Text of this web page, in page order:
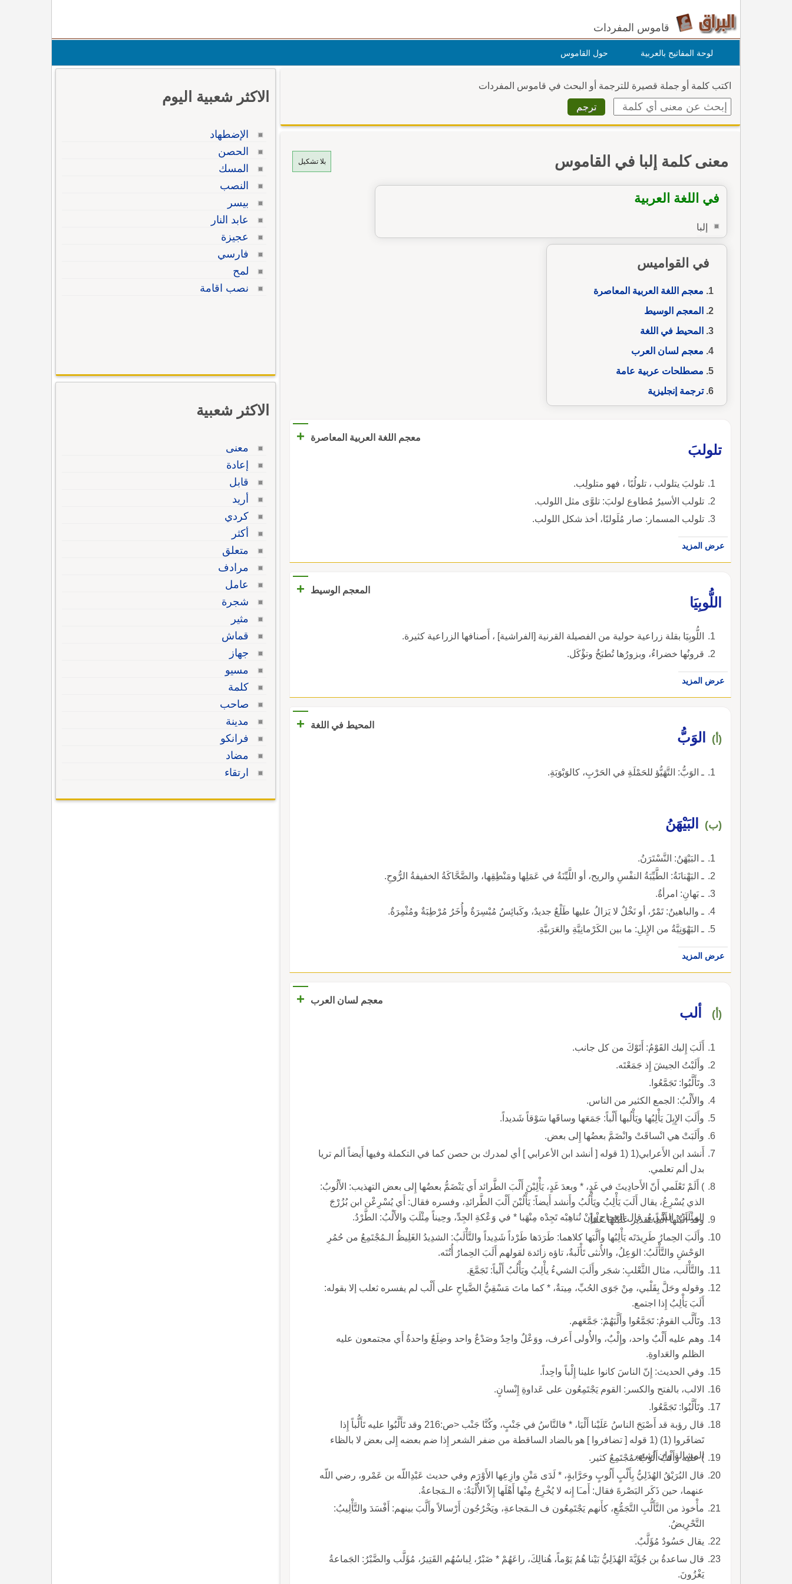
قاموس المفردات
لوحة المفاتيح بالعربية حول القاموس
اكتب كلمة أو جملة قصيرة للترجمة أو البحث في قاموس المفردات
بلا تشكيل معنى كلمة إلبا في القاموس
في اللغة العربية
إلبا
في القواميس
معجم اللغة العربية المعاصرة
المعجم الوسيط
المحيط في اللغة
معجم لسان العرب
مصطلحات عربية عامة
ترجمة إنجليزية
معجم اللغة العربية المعاصرة
+
تلولبَ
تلولبَ يتلولب ، تلولُبًا ، فهو متلولِب.
تلولب الأسيرُ مُطاوع لولبَ: تلوَّى مثل اللولب.
تلولب المسمار: صار مُلَولبًا، أخذ شكل اللولب.
عرض المزيد
المعجم الوسيط
+
اللُّوبِيَا
اللُّوبِيَا بقلة زراعية حولية من الفصيلة القرنية [الفراشية] ، أَصنافها الزراعية كثيرة.
قرونُها خضراءُ، وبزورُها تُطبَخُ وتؤْكَل.
عرض المزيد
المحيط في اللغة +
(أ) الوَبُّ
ـ الوَبُّ: التَّهَيُّؤ للحَمْلَةِ في الحَرْبِ، كالوَبْوَبَةِ.
(ب) البَيْهَنُ
ـ البَيْهَنُ: النَّسْتَرَنُ.
ـ البَهْنانَةُ: الطَّيِّبَةُ النفْسِ والريح، أو اللَّيِّنَةُ في عَمَلِها ومَنْطِقِها، والضَّحَّاكَةُ الخفيفةُ الرُّوحِ.
ـ بَهانِ: امرأةٌ.
ـ والباهينُ: تَمْرٌ، أو نَخْلٌ لا يَزالُ عليها طَلْعٌ جديدٌ، وكَبائِسُ مُبْسِرَةٌ وأُخَرُ مُرْطِبَةٌ ومُثْمِرَةٌ.
ـ البَهْوَنِيَّةُ من الإِبلِ: ما بين الكَرْمانِيَّةِ والعَرَبيَّةِ.
عرض المزيد
معجم لسان العرب +
(أ) ألب
أَلَبَ إِليك القَوْمُ: أَتَوْكَ من كل جانب.
وأَلَبْتُ الجيشَ إِذ جَمَعْتَه.
وتَأَلَّبُوا: تَجَمَّعُوا.
والأَلْبُ: الجمع الكثير من الناس.
وأَلَبَ الإِبِلَ يَأْلِبُها ويَأْلُبها أَلْباً: جَمَعَها وساقَها سَوْقاً شَديداً.
وأَلَبَتْ هي انْساقَتْ وانْضَمَّ بعضُها إِلى بعض.
أَنشد ابن الأَعرابي(1 (1 قوله [ أنشد ابن الأعرابي ] أي لمدرك بن حصن كما في التكملة وفيها أَيضاً ألم تريا
بدل ألم تعلمي.
) أَلَمْ تَعْلَمي أَنّ الأَحادِيثَ في غَدٍ، * وبعدَ غَدٍ، يَأْلِبْنَ أَلْبَ الطَّرائد أَي يَنْضَمُّ بعضُها إِلى بعض التهذيب: الأَلُوبُ:
الذي يُسْرِعُ، يقال أَلَبَ يَأْلِبُ ويَأْلُبُ وأَنشد أَيضاً: يَأْلُبْنَ أَلْبَ الطَّرائدِ، وفسره فقال: أَي يُسْرِعْن ابن بُزُرْجَ
المِئْلَبُ: السَّرِيعُ، قال العجاج وإِنْ تُناهِبْه تَجِدْه مِنْهَبا * في وَعْكةِ الجِدِّ، وحِيناً مِئْلَبَ والأَلْبُ: الطَّرْدُ.
وقد أَلَبْتُها أَلْباً، تقدير عَلَبْتُها عَلْباً.
وأَلَبَ الحِمارُ طَرِيدَتَه يَأْلِبُها وأَلَّبَها كلاهما: طَرَدَها طَرْداً شَدِيداً والتَّأْلَبُ: الشدِيدُ الغَلِيظُ الـمُجْتَمِعُ من حُمُرِ
الوَحْشِ والتَّأْلَبُ: الوَعِلُ، والأُنثى تَأْلَبةٌ، تاؤه زائدة لقولهم أَلَبَ الحِمارُ أُتُنَه.
والتَّأْلَب، مثال الثَّعْلبِ: شجَر وأَلَبَ الشيءُ يأْلِبُ ويَأْلُبُ أَلْباً: تَجَمَّعَ.
وقوله وحَلَّ بِقَلْبي، مِنْ جَوَى الحُبِّ، مِيتةٌ، * كما ماتَ مَسْقِيُّ الضَّياحِ على أَلْب لم يفسره ثعلب إلا بقوله:
أَلَبَ يَأْلِبُ إِذا اجتمع.
وتَأَلَّب القومُ: تَجَمَّعُوا وأَلَّبَهُمْ: جَمَّعَهم.
وهم عليه أَلْبٌ واحد، وإِلْبٌ، والأُولى أَعرف، ووَعْلٌ واحِدٌ وصَدْعٌ واحد وضِلَعٌ واحدةٌ أَي مجتمعون عليه
الظلم والعَداوةِ.
وفي الحديث: إِنّ الناسَ كانوا علينا إِلْباً واحِداً.
الالب، بالفتح والكسر: القوم يَجْتَمِعُون على عَداوةِ إِنْسانٍ.
وتَأَلَّبُوا: تَجَمَّعُوا.
قال رؤبة قد أَصْبَحَ الناسُ عَلَيْنا أَلْبَا، * فالنَّاسُ في جَنْبٍ، وكُنَّا جَنْب <ص:216 وقد تَأَلَّبُوا عليه تَأَلُّباً إِذا
تَضافَروا (1) (1 قوله [ تضافروا ] هو بالضاد الساقطة من ضفر الشعر إِذا ضم بعضه إِلى بعض لا بالظاء
المشالة وان اشتهر.
) عليه وأَلْبٌ أَلُوبٌ: مُجْتَمِعٌ كثير.
قال البُرَيْقُ الهُذَلِيُّ بِأَلْبٍ أَلُوبٍ وحَرَّابةٍ، * لَدَى مَتْنِ وازِعِها الأَوْرَم وفي حديث عَبْدِاللّه بن عَمْرو، رضي اللّه
عنهما، حين ذَكَر البَصْرةَ فقال: أَمـَا إِنه لا يُخْرِجُ مِنْها أَهْلَها إِلاّ الأُلْبَةُ: ه الـمَجاعةُ.
مأْخوذ من التَّأَلُّبِ التَّجَمُّعِ، كأَنهم يَجْتَمِعُون ف الـمَجاعةِ، ويَخْرُجُون أَرْسالاً وأَلَّبَ بينهم: أَفْسَدَ والتَّأْلِيبُ:
التَّحْرِيضُ.
يقال حَسُودٌ مُؤَلَّبٌ.
قال ساعدةُ بن جُؤَيَّةَ الهُذَلِيُّ بَيْنا هُمُ يَوْماً، هُنالِكَ، راعَهُمْ * ضَبْرٌ، لِباسُهُم القَتِيرُ، مُؤَلَّب والضَّبْرُ: الجَماعةُ
يَغْزُونَ.
الاكثر شعبية اليوم
الإضطهاد
الحصن
المسك
النصب
بيسر
عابد النار
عجيزة
فارسي
لمح
نصب اقامة
الاكثر شعبية
معنى
إعادة
قابل
أريد
كردي
أكثر
متعلق
مرادف
عامل
شجرة
مثير
قماش
جهاز
مسيو
كلمة
صاحب
مدينة
فرانكو
مضاد
ارتقاء